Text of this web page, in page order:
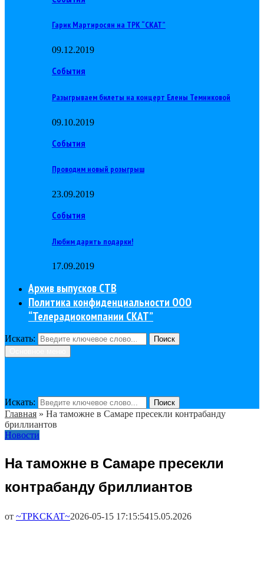
Гарик Мартиросян на ТРК “СКАТ”
09.12.2019
События
Разыгрываем билеты на концерт Елены Темниковой
09.10.2019
События
Проводим новый розыгрыш
23.09.2019
События
Любим дарить подарки!
17.09.2019
Архив выпусков СТВ
Политика конфиденциальности ООО
“Телерадиокомпании СКАТ”
Искать:
Поиск
Искать: Поиск
Главная » На таможне в Самаре пресекли контрабанду
бриллиантов
Новости
На таможне в Самаре пресекли
контрабанду бриллиантов
от ~TPKCKAT~2026-05-15 17:15:5415.05.2026